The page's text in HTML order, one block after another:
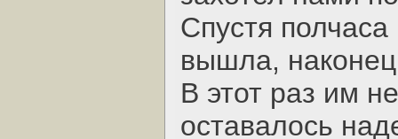
Спустя полчаса
вышла,
В этот раз им
оставалось